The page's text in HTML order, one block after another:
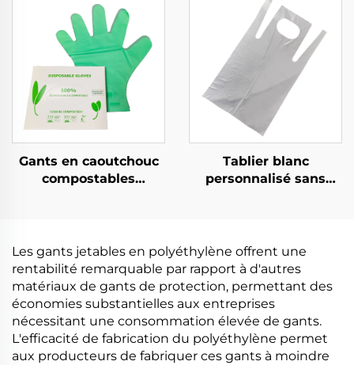
compostables en PLA
PBAT amidon de maïs
PBAT amidon de maïs
Gants en caoutchouc
compostables
Tablier blanc
personnalisé sans
Les gants jetables en polyéthylène offrent une
rentabilité remarquable par rapport à d'autres
matériaux de gants de protection, permettant des
économies substantielles aux entreprises
nécessitant une consommation élevée de gants.
L'efficacité de fabrication du polyéthylène permet
aux producteurs de fabriquer ces gants à moindre